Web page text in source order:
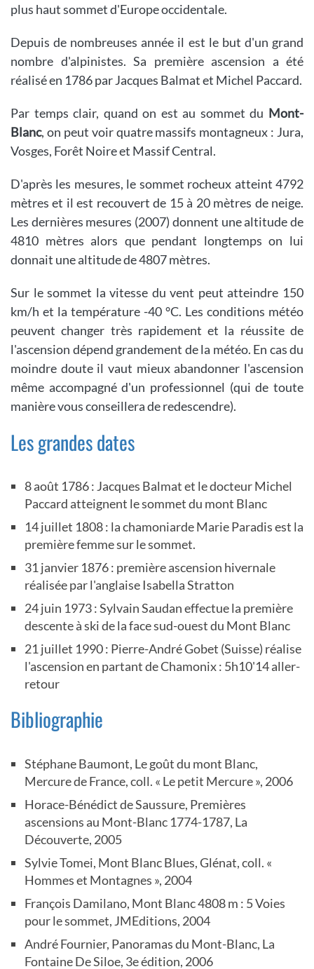
plus haut sommet d'Europe occidentale.
Depuis de nombreuses année il est le but d'un grand
nombre d'alpinistes. Sa première ascension a été
réalisé en 1786 par Jacques Balmat et Michel Paccard.
Par temps clair, quand on est au sommet du Mont-
Blanc, on peut voir quatre massifs montagneux : Jura,
Vosges, Forêt Noire et Massif Central.
D'après les mesures, le sommet rocheux atteint 4792
mètres et il est recouvert de 15 à 20 mètres de neige.
Les dernières mesures (2007) donnent une altitude de
4810 mètres alors que pendant longtemps on lui
donnait une altitude de 4807 mètres.
Sur le sommet la vitesse du vent peut atteindre 150
km/h et la température -40 °C. Les conditions météo
peuvent changer très rapidement et la réussite de
l'ascension dépend grandement de la météo. En cas du
moindre doute il vaut mieux abandonner l'ascension
même accompagné d'un professionnel (qui de toute
manière vous conseillera de redescendre).
Les grandes dates
8 août 1786 : Jacques Balmat et le docteur Michel
Paccard atteignent le sommet du mont Blanc
14 juillet 1808 : la chamoniarde Marie Paradis est la
première femme sur le sommet.
31 janvier 1876 : première ascension hivernale
réalisée par l'anglaise Isabella Stratton
24 juin 1973 : Sylvain Saudan effectue la première
descente à ski de la face sud-ouest du Mont Blanc
21 juillet 1990 : Pierre-André Gobet (Suisse) réalise
l'ascension en partant de Chamonix : 5h10'14 aller-
retour
Bibliographie
Stéphane Baumont, Le goût du mont Blanc,
Mercure de France, coll. « Le petit Mercure », 2006
Horace-Bénédict de Saussure, Premières
ascensions au Mont-Blanc 1774-1787, La
Découverte, 2005
Sylvie Tomei, Mont Blanc Blues, Glénat, coll. «
Hommes et Montagnes », 2004
François Damilano, Mont Blanc 4808 m : 5 Voies
pour le sommet, JMEditions, 2004
André Fournier, Panoramas du Mont-Blanc, La
Fontaine De Siloe, 3e édition, 2006